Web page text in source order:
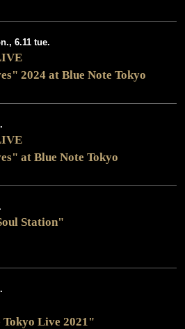
6.11 tue.
2024 at Blue Note Tokyo
at Blue Note Tokyo
Station"
Tokyo Live 2021"